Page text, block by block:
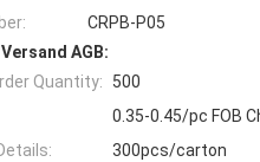
CRPB-P05
AGB:
Quantity:
500
0.35-0.45/pc FOB
300pcs/carton